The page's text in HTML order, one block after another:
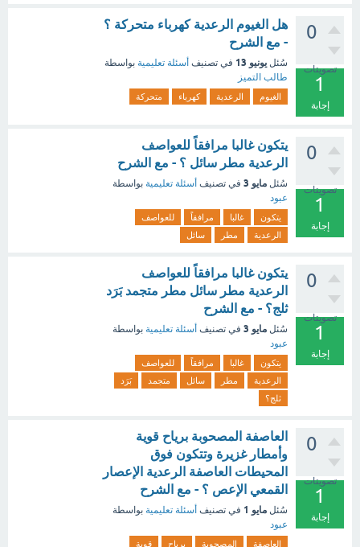
0
تصويتات
1
إجابة
هل الغيوم الرعدية كهرباء متحركة ؟
- مع الشرح
سُئل يونيو 13 في تصنيف أسئلة تعليمية بواسطة
طالب التميز
الغيوم الرعدية كهرباء متحركة
0
تصويتات
1
إجابة
يتكون غالبا مرافقاً للعواصف
الرعدية مطر سائل ؟ - مع الشرح
سُئل مايو 3 في تصنيف أسئلة تعليمية بواسطة
عبود
يتكون غالبا مرافقاً
للعواصف
الرعدية
مطر سائل
0
تصويتات
1
إجابة
يتكون غالبا مرافقاً للعواصف
الرعدية مطر سائل مطر متجمد بَرَد
ثلج؟ - مع الشرح
سُئل مايو 3 في تصنيف أسئلة تعليمية بواسطة
عبود
يتكون غالبا مرافقاً
للعواصف
الرعدية
مطر سائل متجمد
بَرَد
ثلج؟
0
تصويتات
1
إجابة
العاصفة المصحوبة برياح قوية
وأمطار غزيرة وتتكون فوق
المحيطات العاصفة الرعدية الإعصار
القمعي الإعص ؟ - مع الشرح
سُئل مايو 1 في تصنيف أسئلة تعليمية بواسطة
عبود
العاصفة المصحوبة برياح قوية